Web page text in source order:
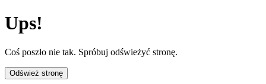
Ups!
Coś poszło nie tak. Spróbuj odświeżyć stronę.
Odśwież stronę